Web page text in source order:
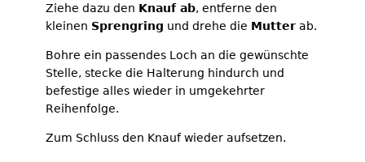
Ziehe dazu den Knauf ab, entferne den
kleinen Sprengring und drehe die Mutter ab.
Bohre ein passendes Loch an die gewünschte
Stelle, stecke die Halterung hindurch und
befestige alles wieder in umgekehrter
Reihenfolge.
Zum Schluss den Knauf wieder aufsetzen.